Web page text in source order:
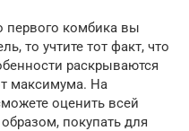
первого комбика вы
то учтите тот факт, что
раскрываются
максимума. На
оценить всей
покупать для